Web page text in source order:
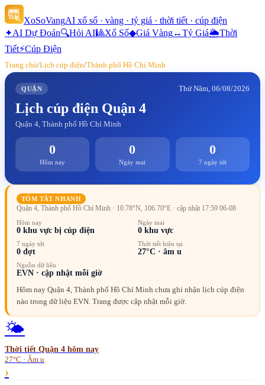
XoSoVangAI xổ số · vàng · tỷ giá · thời tiết · cúp điện
✦AI Dự Đoán🔍Hỏi AI🎱Xổ Số◆Giá Vàng↔Tỷ Giá🌦Thời
Tiết⚡Cúp Điện
Trang chủ/Lịch cúp điện/Thành phố Hồ Chí Minh
QUẬN Thứ Năm, 06/08/2026
Lịch cúp điện Quận 4
Quận 4, Thành phố Hồ Chí Minh
0
Hôm nay
0
Ngày mai
0
7 ngày tới
TÓM TẮT NHANH
Quận 4, Thành phố Hồ Chí Minh · 10.78°N, 106.70°E · cập nhật 17:59 06-08
Hôm nay
0 khu vực bị cúp điện
Ngày mai
0khu vực
7 ngày tới
0 đợt
Thời tiết hiện tại
27°C · âm u
Nguồn dữ liệu
EVN · cập nhật mỗi giờ
Hôm nay Quận 4, Thành phố Hồ Chí Minh chưa ghi nhận lịch cúp điện
nào trong dữ liệu EVN. Trang được cập nhật mỗi giờ.
🌤️
Thời tiết Quận 4 hôm nay
27°C · Âm u
›